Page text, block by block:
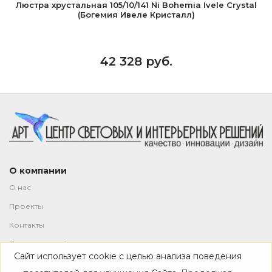
Люстра хрустальная 105/10/141 Ni Bohemia Ivele Crystal
(Богемия Ивеле Кристалл)
42 328 руб.
О компании
О нас
Проекты
Контакты
Политика конфиденциальности
Сайт использует cookie с целью анализа поведения